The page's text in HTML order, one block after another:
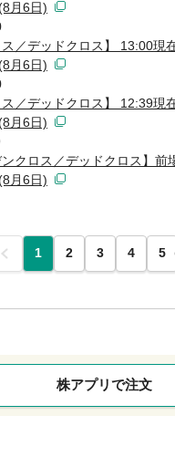
月6日)
ス／デッドクロス】 13:00
月6日)
ス／デッドクロス】 12:39
月6日)
ンクロス／デッドクロス】
月6日)
前 1 2 3 4 5
株アプリで注文